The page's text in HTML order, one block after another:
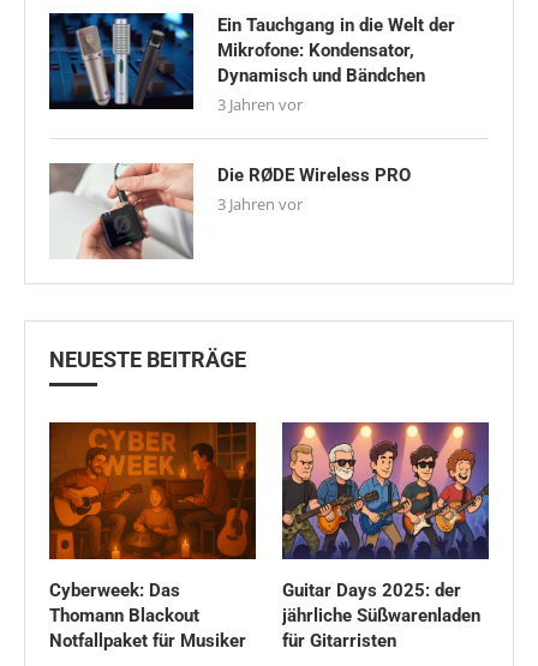
Ein Tauchgang in die Welt der
Mikrofone: Kondensator,
Dynamisch und Bändchen
3 Jahren vor
Die RØDE Wireless PRO
3 Jahren vor
NEUESTE BEITRÄGE
Cyberweek: Das
Thomann Blackout
Notfallpaket für Musiker
Guitar Days 2025: der
jährliche Süßwarenladen
für Gitarristen